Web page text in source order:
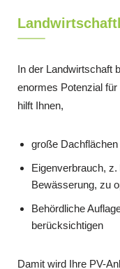
In der Landwirtschaft
enormes Potenzial
hilft Ihnen,
große
Eigenverbrauch,
Bewässerung, zu
Behördliche
berücksichtigen
Damit wird Ihre PV-